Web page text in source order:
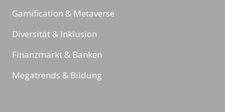
Gamification & Metaverse
Diversität & Inklusion
Finanzmarkt & Banken
Megatrends & Bildung